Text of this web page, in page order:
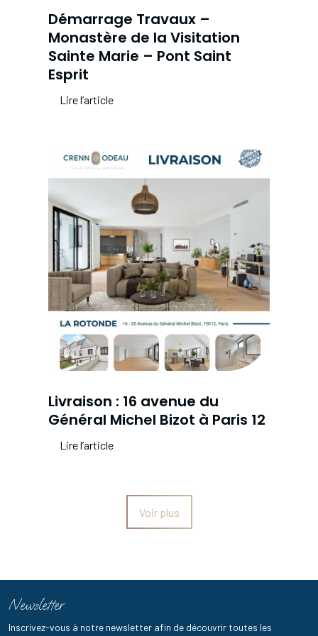
Démarrage Travaux –
Monastère de la Visitation
Sainte Marie – Pont Saint
Esprit
Lire l’article
Livraison : 16 avenue du
Général Michel Bizot à Paris 12
Lire l’article
Voir plus
Newsletter
Inscrivez-vous à notre newsletter afin de découvrir toutes les